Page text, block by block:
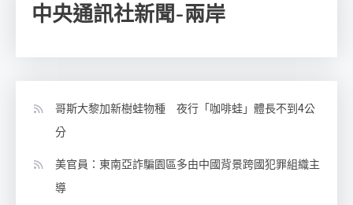
中央通訊社新聞-兩岸
哥斯大黎加新樹蛙物種 夜行「咖啡蛙」體長不到4公
分
美官員：東南亞詐騙園區多由中國背景跨國犯罪組織主
導